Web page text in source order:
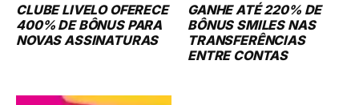
CLUBE LIVELO OFERECE
400% DE BÔNUS PARA
NOVAS ASSINATURAS
GANHE ATÉ 220% DE
BÔNUS SMILES NAS
TRANSFERÊNCIAS
ENTRE CONTAS